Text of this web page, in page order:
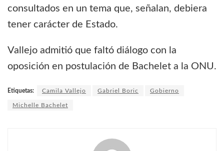
consultados en un tema que, señalan, debiera
tener carácter de Estado.
Vallejo admitió que faltó diálogo con la
oposición en postulación de Bachelet a la ONU.
Etiquetas: Camila Vallejo Gabriel Boric Gobierno
Michelle Bachelet